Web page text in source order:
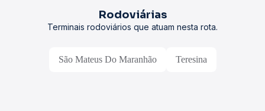
Rodoviárias
Terminais rodoviários que atuam nesta rota.
São Mateus Do Maranhão Teresina